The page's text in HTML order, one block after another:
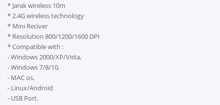
* Jarak wireless 10m
* 2.4G wireless technology
* Mini Reciver
* Resolution 800/1200/1600 DPI
* Compatible with :
- Windows 2000/XP/Vista,
- Windows 7/8/10,
- MAC os,
- Linux/Android
- USB Port.